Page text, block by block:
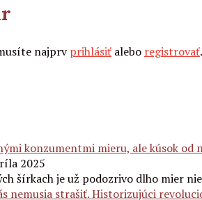
najprvprihlásiť alebo registrovať.
2025
šírkach je už podozrivo dlho mier